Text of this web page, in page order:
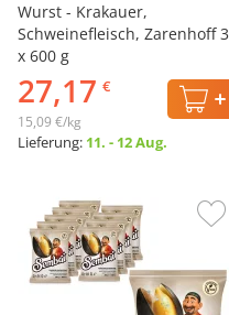
Wurst - Krakauer,
Schweinefleisch, Zarenhoff 3
х 600 g
27,17 €
15,09 €/kg
Lieferung: 11. - 12 Aug.